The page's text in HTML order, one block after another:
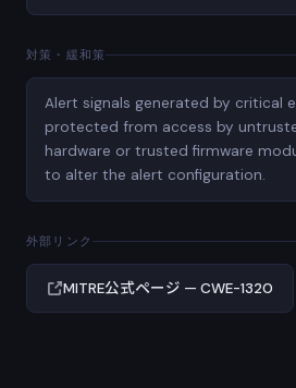
対策・緩和策
Alert signals generated by critical
protected from access by
hardware or trusted firmware
to alter the alert configuration.
外部リンク
MITRE公式ページ — CWE-1320